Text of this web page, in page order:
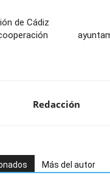
de Cádiz
Redacción
Más del autor